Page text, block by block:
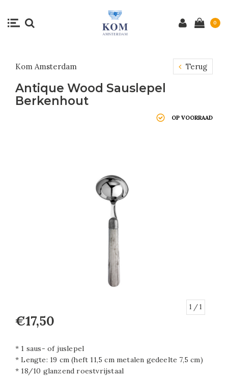
0
Kom Amsterdam Terug
Antique Wood Sauslepel
Berkenhout
OP VOORRAAD
1 / 1
€17,50
* 1 saus- of juslepel
* Lengte: 19 cm (heft 11,5 cm metalen gedeelte 7,5 cm)
* 18/10 glanzend roestvrijstaal